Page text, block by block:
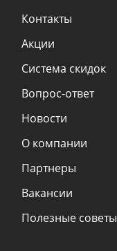
Контакты
Акции
Система скидок
Вопрос-ответ
Новости
О компании
Партнеры
Вакансии
Полезные советы